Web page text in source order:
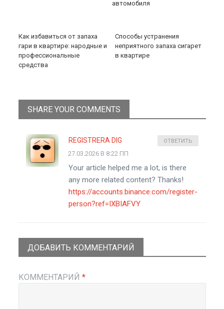
автомобиля
Как избавиться от запаха
гари в квартире: народные и
профессиональные
средства
Способы устранения
неприятного запаха сигарет
в квартире
SHARE YOUR COMMENTS
REGISTRERA DIG
27.03.2026 В 8:22 ПП
Your article helped me a lot, is there
any more related content? Thanks!
https://accounts.binance.com/register-
person?ref=IXBIAFVY
ОТВЕТИТЬ
ДОБАВИТЬ КОММЕНТАРИЙ
КОММЕНТАРИЙ*